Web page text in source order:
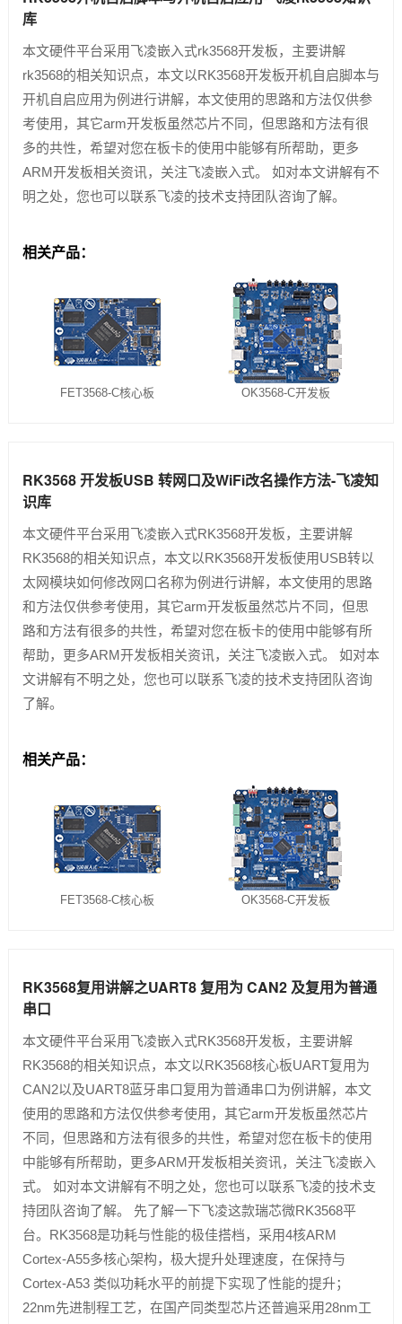
库
本文硬件平台采用飞凌嵌入式rk3568开发板，主要讲解
rk3568的相关知识点，本文以RK3568开发板开机自启脚本与
开机自启应用为例进行讲解，本文使用的思路和方法仅供参
考使用，其它arm开发板虽然芯片不同，但思路和方法有很
多的共性，希望对您在板卡的使用中能够有所帮助，更多
ARM开发板相关资讯，关注飞凌嵌入式。 如对本文讲解有不
明之处，您也可以联系飞凌的技术支持团队咨询了解。
相关产品：
FET3568-C核心板 OK3568-C开发板
RK3568 开发板USB 转网口及WiFi改名操作方法-飞凌知
识库
本文硬件平台采用飞凌嵌入式RK3568开发板，主要讲解
RK3568的相关知识点，本文以RK3568开发板使用USB转以
太网模块如何修改网口名称为例进行讲解，本文使用的思路
和方法仅供参考使用，其它arm开发板虽然芯片不同，但思
路和方法有很多的共性，希望对您在板卡的使用中能够有所
帮助，更多ARM开发板相关资讯，关注飞凌嵌入式。 如对本
文讲解有不明之处，您也可以联系飞凌的技术支持团队咨询
了解。
相关产品：
FET3568-C核心板 OK3568-C开发板
RK3568复用讲解之UART8 复用为 CAN2 及复用为普通
串口
本文硬件平台采用飞凌嵌入式RK3568开发板，主要讲解
RK3568的相关知识点，本文以RK3568核心板UART复用为
CAN2以及UART8蓝牙串口复用为普通串口为例讲解，本文
使用的思路和方法仅供参考使用，其它arm开发板虽然芯片
不同，但思路和方法有很多的共性，希望对您在板卡的使用
中能够有所帮助，更多ARM开发板相关资讯，关注飞凌嵌入
式。 如对本文讲解有不明之处，您也可以联系飞凌的技术支
持团队咨询了解。 先了解一下飞凌这款瑞芯微RK3568平
台。RK3568是功耗与性能的极佳搭档，采用4核ARM
Cortex-A55多核心架构，极大提升处理速度，在保持与
Cortex-A53 类似功耗水平的前提下实现了性能的提升；
22nm先进制程工艺，在国产同类型芯片还普遍采用28nm工